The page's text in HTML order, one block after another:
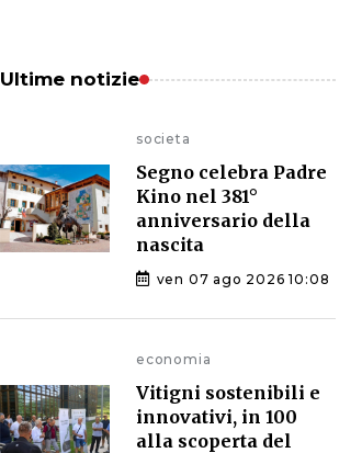
Ultime notizie
societa
Segno celebra Padre
Kino nel 381°
anniversario della
nascita
ven 07 ago 2026 10:08
economia
Vitigni sostenibili e
innovativi, in 100
alla scoperta del